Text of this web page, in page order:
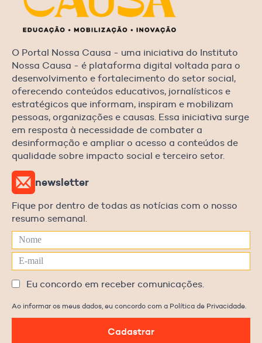
O Portal Nossa Causa - uma iniciativa do Instituto
Nossa Causa - é plataforma digital voltada para o
desenvolvimento e fortalecimento do setor social,
oferecendo conteúdos educativos, jornalísticos e
estratégicos que informam, inspiram e mobilizam
pessoas, organizações e causas. Essa iniciativa surge
em resposta à necessidade de combater a
desinformação e ampliar o acesso a conteúdos de
qualidade sobre impacto social e terceiro setor.
newsletter
Fique por dentro de todas as notícias com o nosso
resumo semanal.
Eu concordo em receber comunicações.
Ao informar os meus dados, eu concordo com a Política de Privacidade.
Cadastrar